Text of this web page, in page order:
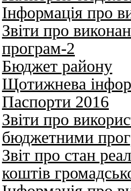
Інформація про
Звіти про
програм-2
Бюджет району
Щотижнева
Паспорти 2016
Звіти про
бюджетними
Звіт про стан
коштів